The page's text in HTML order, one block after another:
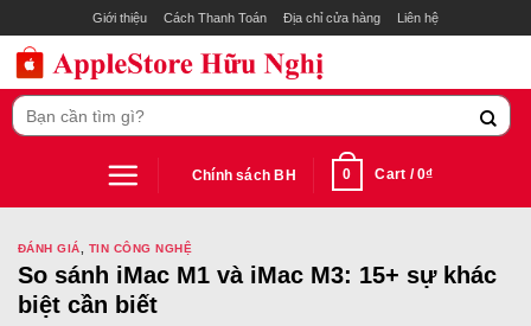
to
content
Giới thiệu Cách Thanh Toán Địa chỉ cửa hàng Liên hệ
Search
for:
Chính sách BH 0 Cart /0₫
ĐÁNH GIÁ TIN CÔNG NGHỆ
So sánh iMac M1 và iMac M3: 15+ sự khác
biệt cần biết